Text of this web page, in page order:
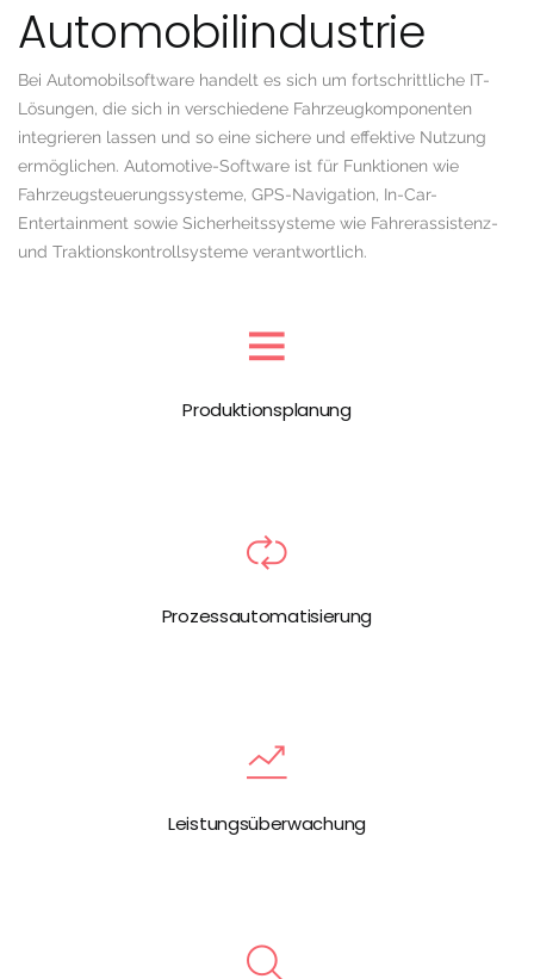
Automobilindustrie
Bei Automobilsoftware handelt es sich um fortschrittliche IT-
Lösungen, die sich in verschiedene Fahrzeugkomponenten
integrieren lassen und so eine sichere und effektive Nutzung
ermöglichen. Automotive-Software ist für Funktionen wie
Fahrzeugsteuerungssysteme, GPS-Navigation, In-Car-
Entertainment sowie Sicherheitssysteme wie Fahrerassistenz-
und Traktionskontrollsysteme verantwortlich.
Produktionsplanung
Prozessautomatisierung
Leistungsüberwachung